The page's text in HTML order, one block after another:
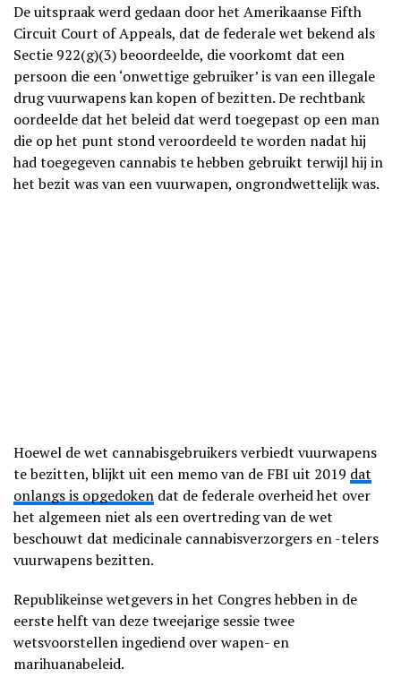
De uitspraak werd gedaan door het Amerikaanse Fifth
Circuit Court of Appeals, dat de federale wet bekend als
Sectie 922(g)(3) beoordeelde, die voorkomt dat een
persoon die een ‘onwettige gebruiker’ is van een illegale
drug vuurwapens kan kopen of bezitten. De rechtbank
oordeelde dat het beleid dat werd toegepast op een man
die op het punt stond veroordeeld te worden nadat hij
had toegegeven cannabis te hebben gebruikt terwijl hij in
het bezit was van een vuurwapen, ongrondwettelijk was.
Hoewel de wet cannabisgebruikers verbiedt vuurwapens
te bezitten, blijkt uit een memo van de FBI uit 2019 dat
onlangs is opgedoken dat de federale overheid het over
het algemeen niet als een overtreding van de wet
beschouwt dat medicinale cannabisverzorgers en -telers
vuurwapens bezitten.
Republikeinse wetgevers in het Congres hebben in de
eerste helft van deze tweejarige sessie twee
wetsvoorstellen ingediend over wapen- en
marihuanabeleid.